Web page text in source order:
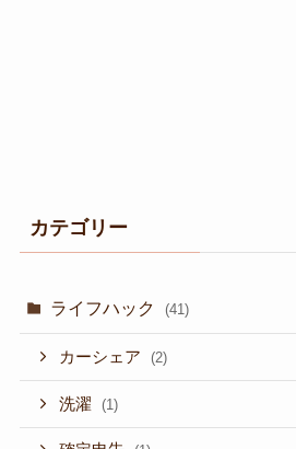
カテゴリー
ライフハック (41)
カーシェア (2)
洗濯 (1)